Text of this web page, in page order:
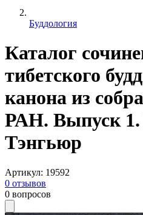
Буддология
Каталог
тибетского
канона из
РАН. Выпуск
Тэнгьюр
Артикул: 19592
0 отзывов
0 вопросов